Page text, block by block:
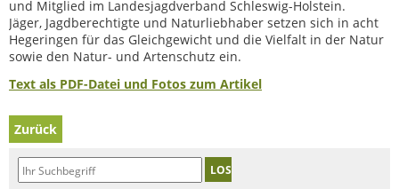
und Mitglied im Landesjagdverband Schleswig-Holstein.
Jäger, Jagdberechtigte und Naturliebhaber setzen sich in acht
Hegeringen für das Gleichgewicht und die Vielfalt in der Natur
sowie den Natur- und Artenschutz ein.
Text als PDF-Datei und Fotos zum Artikel
Zurück
LOS